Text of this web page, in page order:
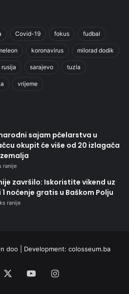
Covid-19 fokus fudbal
koronavirus milorad dodik
rusija sarajevo tuzla
vrijeme
sajam pčelarstva u
okupit će više od 20 izlagača
ranije
završilo: Iskoristite vikend uz
1 noćenje gratis u Baškom Polju
ranije
doo | Development: colosseum.ba
YouTubeInstagram